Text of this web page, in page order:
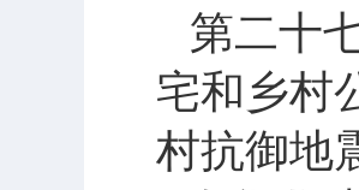
第二十
宅和乡村
村抗御地